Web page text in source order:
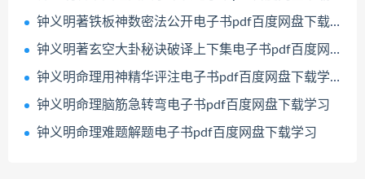
钟义明著铁板神数密法公开电子书pdf百度网盘下载学习
钟义明著玄空大卦秘诀破译上下集电子书pdf百度网盘下载学习
钟义明命理用神精华评注电子书pdf百度网盘下载学习
钟义明命理脑筋急转弯电子书pdf百度网盘下载学习
钟义明命理难题解题电子书pdf百度网盘下载学习